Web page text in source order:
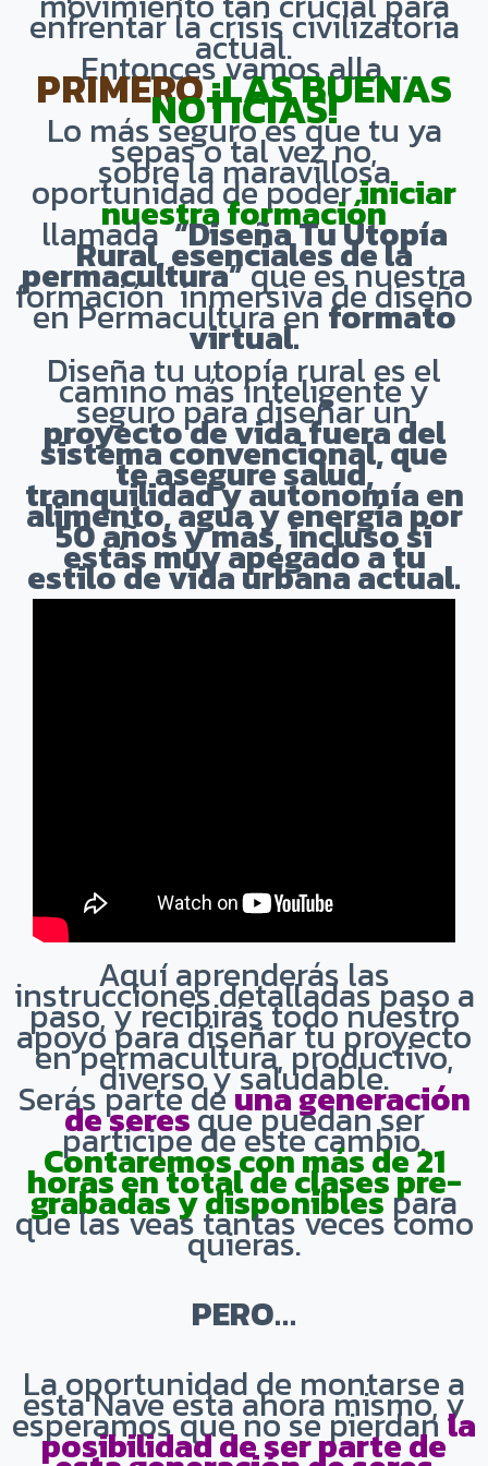
enfrentar la crisis civilizatoria
actual.
Entonces vamos alla …
PRIMERO¡LAS BUENAS
NOTICIAS!
Lo más seguro es que tu ya
sepas o tal vez no,
sobre la maravillosa
oportunidad de poderiniciar
nuestra formación
llamada“Diseña Tu Utopía
Rural, esenciales de la
permacultura”que es nuestra
formación inmersiva de diseño
en Permacultura enformato
virtual.
Diseña tu utopía rural es el
camino más inteligente y
seguro para diseñar un
proyecto de vida fuera del
sistema convencional, que
te asegure salud,
tranquilidad y autonomía en
alimento, agua y energía por
50 años y más, incluso si
estás muy apegado a tu
estilo de vida urbana actual.
Aquí aprenderás las
instrucciones detalladas paso a
paso, y recibirás todo nuestro
apoyo para diseñar tu proyecto
en permacultura, productivo,
diverso y saludable.
Serás parte deuna generación
de seresque puedan ser
participe de este cambio.
Contaremos con más de 21
horas en total de clases pre-
grabadas y disponiblespara
que las veas tantas veces como
quieras.
PERO…
La oportunidad de montarse a
esta Nave esta ahora mismo, y
esperamos que no se pierdan la
posibilidad de ser parte de